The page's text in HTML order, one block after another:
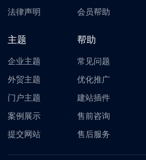
法律声明
会员帮助
主题
企业主题
外贸主题
门户主题
案例展示
提交网站
帮助
常见问题
优化推广
建站插件
售前咨询
售后服务